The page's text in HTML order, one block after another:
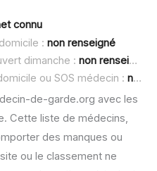
connu
: non renseigné
dimanche : non renseigné
ou SOS médecin : non renseigné
de-garde.org avec les
Cette liste de médecins,
des manques ou
ou le classement ne